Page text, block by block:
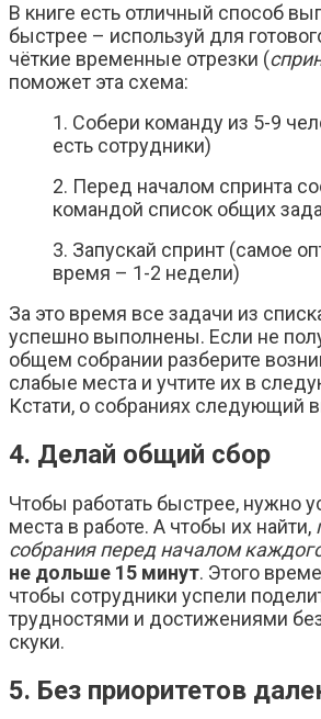
В книге есть отличный способ
быстрее – используй для
чёткие временные отрезки (
поможет эта схема:
1. Собери команду из 5-9
есть сотрудники)
2. Перед началом спринта
командой список общих
3. Запускай спринт (самое
время – 1-2 недели)
За это время все задачи из
успешно выполнены. Если не
общем собрании разберите
слабые места и учтите их в
Кстати, о собраниях следующий
4. Делай общий сбор
Чтобы работать быстрее, нужно
места в работе. А чтобы их найти,
собрания перед началом
не дольше 15 минут. Этого
чтобы сотрудники успели
трудностями и достижениями
скуки.
5. Без приоритетов